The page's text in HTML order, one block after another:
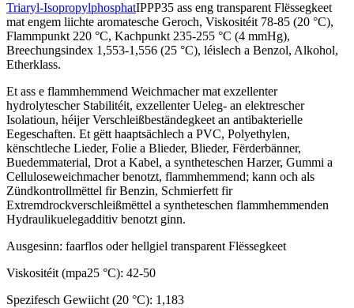
Triaryl-IsopropylphosphatIPPP35 ass eng transparent Flëssegkeet
mat engem liichte aromatesche Geroch, Viskositéit 78-85 (20 °C),
Flammpunkt 220 °C, Kachpunkt 235-255 °C (4 mmHg),
Breechungsindex 1,553-1,556 (25 °C), léislech a Benzol, Alkohol,
Etherklass.
Et ass e flammhemmend Weichmacher mat exzellenter
hydrolytescher Stabilitéit, exzellenter Ueleg- an elektrescher
Isolatioun, héijer Verschleißbeständegkeet an antibakterielle
Eegeschaften. Et gëtt haaptsächlech a PVC, Polyethylen,
kënschtleche Lieder, Folie a Blieder, Blieder, Fërderbänner,
Buedemmaterial, Drot a Kabel, a syntheteschen Harzer, Gummi a
Celluloseweichmacher benotzt, flammhemmend; kann och als
Zündkontrollmëttel fir Benzin, Schmierfett fir
Extremdrockverschleißmëttel a syntheteschen flammhemmenden
Hydraulikuelegadditiv benotzt ginn.
Ausgesinn: faarflos oder hellgiel transparent Flëssegkeet
Viskositéit (mpa25 °C): 42-50
Spezifesch Gewiicht (20 °C): 1,183